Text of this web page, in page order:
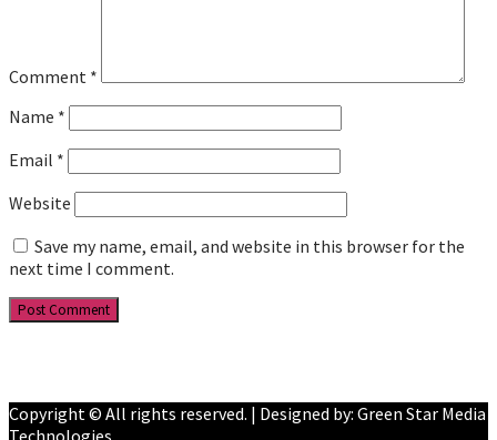
Comment *
Name *
Email *
Website
Save my name, email, and website in this browser for the
next time I comment.
Copyright © All rights reserved. | Designed by: Green Star Media